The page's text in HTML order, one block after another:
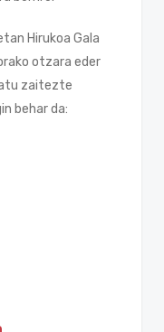
Hirukoa Gala
otzara eder
zaitezte
behar da: